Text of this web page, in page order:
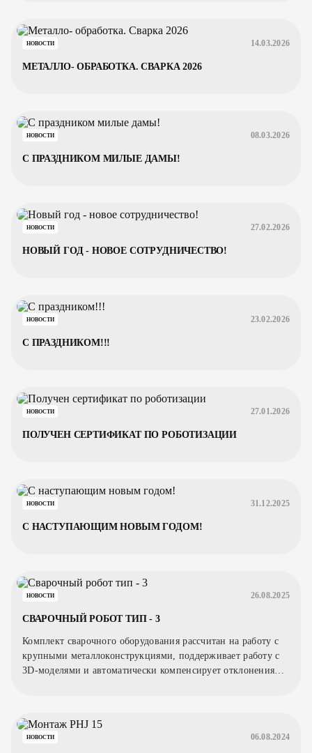
НОВОСТИ 14.03.2026
МЕТАЛЛО- ОБРАБОТКА. СВАРКА 2026
НОВОСТИ 08.03.2026
С ПРАЗДНИКОМ МИЛЫЕ ДАМЫ!
НОВОСТИ 27.02.2026
НОВЫЙ ГОД - НОВОЕ СОТРУДНИЧЕСТВО!
НОВОСТИ 23.02.2026
С ПРАЗДНИКОМ!!!
НОВОСТИ 27.01.2026
ПОЛУЧЕН СЕРТИФИКАТ ПО РОБОТИЗАЦИИ
НОВОСТИ 31.12.2025
С НАСТУПАЮЩИМ НОВЫМ ГОДОМ!
НОВОСТИ 26.08.2025
СВАРОЧНЫЙ РОБОТ ТИП - 3
Комплект сварочного оборудования рассчитан на работу с
крупными металлоконструкциями, поддерживает работу с
3D-моделями и автоматически компенсирует отклонения
НОВОСТИ 06.08.2024